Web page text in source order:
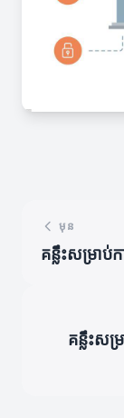
មុន
គន្លឹះសម្រាប់
គន្លឹះស